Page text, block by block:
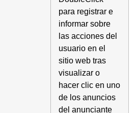
para registrar e
informar sobre
las acciones del
usuario en el
sitio web tras
visualizar o
hacer clic en uno
de los anuncios
del anunciante